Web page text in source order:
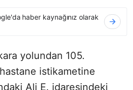
haber kaynağınız olarak
yolundan 105.
istikametine
Ali E. idaresindeki